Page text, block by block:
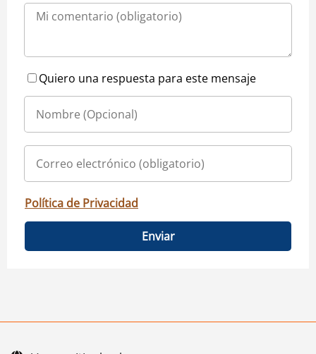
Quiero una respuesta para este mensaje
Política de Privacidad
Enviar